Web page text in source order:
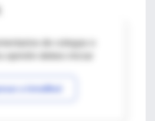
de colegas o
a IntraMed